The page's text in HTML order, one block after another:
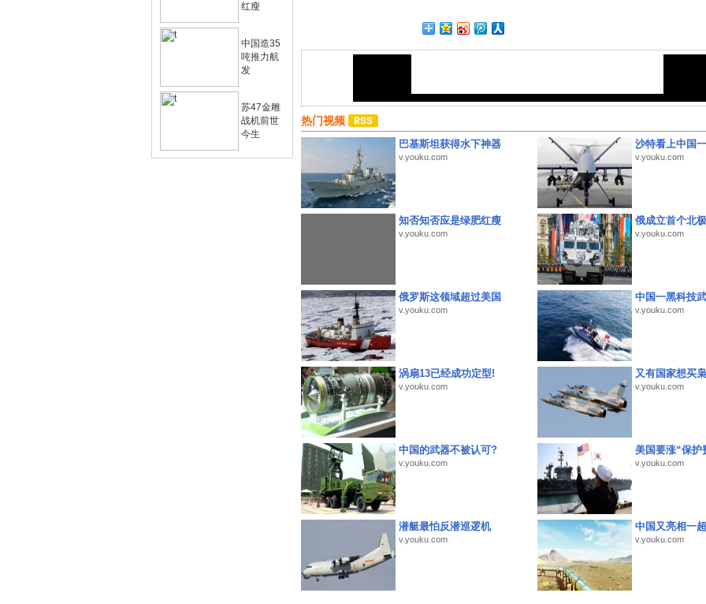
红瘦
中国造35
吨推力航
发
苏47金雕
战机前世
今生
热门视频
巴基斯坦获得水下神器
v.youku.com
沙特看上中国
v.youku.com
知否知否应是绿肥红瘦
v.youku.com
俄成立首个北
v.youku.com
俄罗斯这领域超过美国
v.youku.com
中国一黑科技
v.youku.com
涡扇13已经成功定型!
v.youku.com
又有国家想买
v.youku.com
中国的武器不被认可?
v.youku.com
美国要涨“保护
v.youku.com
潜艇最怕反潜巡逻机
v.youku.com
中国又亮相一
v.youku.com